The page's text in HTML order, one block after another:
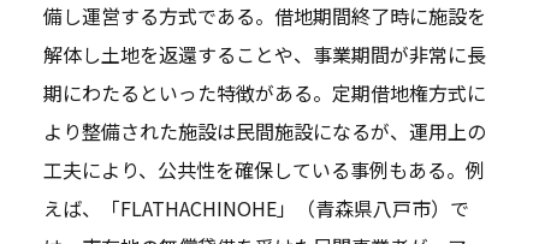
備し運営する方式である。借地期間終了時に施設を
解体し土地を返還することや、事業期間が非常に長
期にわたるといった特徴がある。定期借地権方式に
より整備された施設は民間施設になるが、運用上の
工夫により、公共性を確保している事例もある。例
えば、「FLATHACHINOHE」（青森県八戸市）で